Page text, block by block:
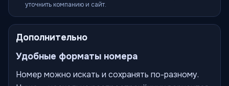
уточнить компанию и сайт.
Дополнительно
Удобные форматы номера
Номер можно искать и сохранять по-разному.